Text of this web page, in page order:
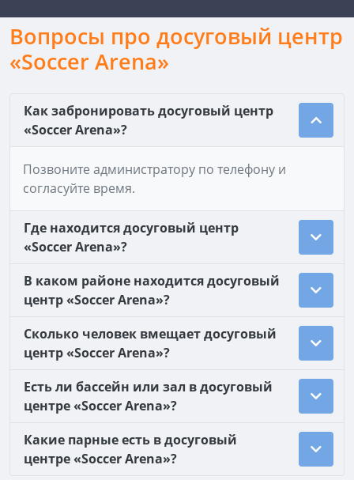
Вопросы про досуговый центр
«Soccer Arena»
Как забронировать досуговый центр
«Soccer Arena»?
Позвоните администратору по телефону и
согласуйте время.
Где находится досуговый центр
«Soccer Arena»?
В каком районе находится досуговый
центр «Soccer Arena»?
Сколько человек вмещает досуговый
центр «Soccer Arena»?
Есть ли бассейн или зал в досуговый
центре «Soccer Arena»?
Какие парные есть в досуговый
центре «Soccer Arena»?